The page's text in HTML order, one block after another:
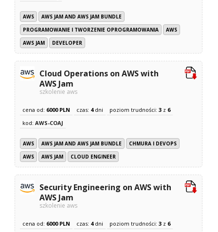
AWS
AWS JAM AND AWS JAM BUNDLE
PROGRAMOWANIE I TWORZENIE OPROGRAMOWANIA
AWS
AWS JAM
DEVELOPER
Cloud Operations on AWS with
AWS Jam
szkolenie aws
cena od: 6000 PLN czas: 4dni poziom trudności:3 z 6
kod:AWS-COAJ
AWS AWS JAM AND AWS JAM BUNDLE
CHMURA I DEVOPS
AWS
AWS JAM CLOUD ENGINEER
Security Engineering on AWS with
AWS Jam
szkolenie aws
cena od: 6000 PLN czas: 4dni poziom trudności:3 z 6